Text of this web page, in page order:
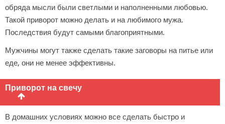
обряда мысли были светлыми и наполненными любовью.
Такой приворот можно делать и на любимого мужа.
Последствия будут самыми благоприятными.
Мужчины могут также сделать такие заговоры на питье или
еде, они не менее эффективны.
Приворот на свечу
В домашних условиях можно все сделать быстро и